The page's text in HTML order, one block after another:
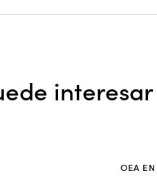
interesar
OEA